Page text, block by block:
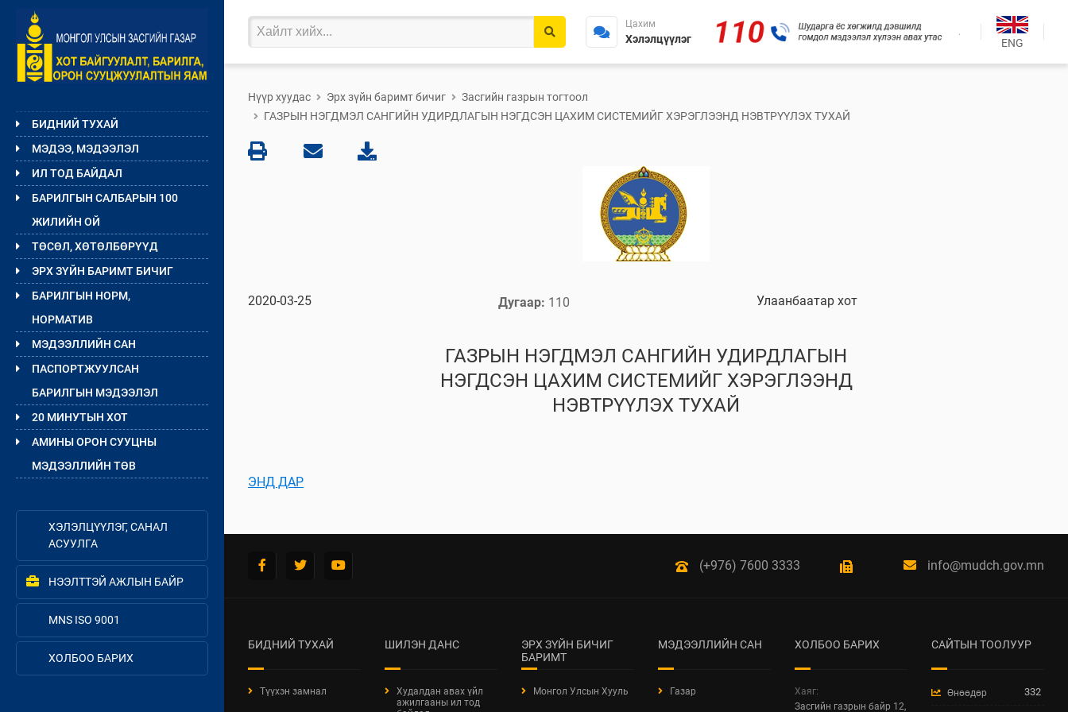
БИДНИЙ ТУХАЙ
МЭДЭЭ, МЭДЭЭЛЭЛ
ИЛ ТОД БАЙДАЛ
БАРИЛГЫН САЛБАРЫН 100
ЖИЛИЙН ОЙ
ТӨСӨЛ, ХӨТӨЛБӨРҮҮД
ЭРХ ЗҮЙН БАРИМТ БИЧИГ
БАРИЛГЫН НОРМ,
НОРМАТИВ
МЭДЭЭЛЛИЙН САН
ПАСПОРТЖУУЛСАН
БАРИЛГЫН МЭДЭЭЛЭЛ
20 МИНУТЫН ХОТ
АМИНЫ ОРОН СУУЦНЫ
МЭДЭЭЛЛИЙН ТӨВ
ХЭЛЭЛЦҮҮЛЭГ, САНАЛ
АСУУЛГА
НЭЭЛТТЭЙ АЖЛЫН БАЙР
MNS ISO 9001
ХОЛБОО БАРИХ
Цахим
Хэлэлцүүлэг
.
ENG
Нүүр хуудас Эрх зүйн баримт бичиг
Засгийн газрын тогтоол
ГАЗРЫН НЭГДМЭЛ САНГИЙН УДИРДЛАГЫН НЭГДСЭН ЦАХИМ СИСТЕМИЙГ ХЭРЭГЛЭЭНД НЭВТРҮҮЛЭХ ТУХАЙ
2020-03-25 Дугаар: 110 Улаанбаатар хот
ГАЗРЫН НЭГДМЭЛ САНГИЙН УДИРДЛАГЫН
НЭГДСЭН ЦАХИМ СИСТЕМИЙГ ХЭРЭГЛЭЭНД
НЭВТРҮҮЛЭХ ТУХАЙ
ЭНД ДАР
(+976) 7600 3333 info@mudch.gov.mn
БИДНИЙ ТУХАЙ
Түүхэн замнал
ШИЛЭН ДАНС
Худалдан авах үйл
ажилгааны ил тод
ЭРХ ЗҮЙН БИЧИГ
БАРИМТ
Монгол Улсын Хууль
МЭДЭЭЛЛИЙН САН
Газар
ХОЛБОО БАРИХ
Хаяг:
Засгийн газрын байр 12,
САЙТЫН ТООЛУУР
Өнөөдөр 332